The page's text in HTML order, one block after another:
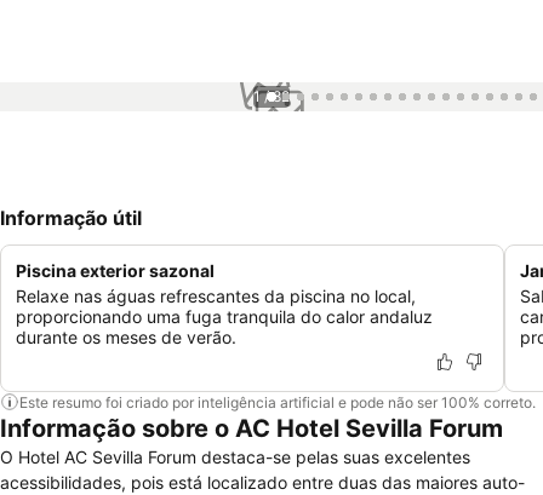
1 / 82
Informação útil
Piscina exterior sazonal
Relaxe nas águas refrescantes da piscina no local,
proporcionando uma fuga tranquila do calor andaluz
durante os meses de verão.
Este resumo foi criado por inteligência artificial e pode não ser 100% correto.
Informação sobre o AC Hotel Sevilla Forum
O Hotel AC Sevilla Forum destaca-se pelas suas excelentes
acessibilidades, pois está localizado entre duas das maiores auto-